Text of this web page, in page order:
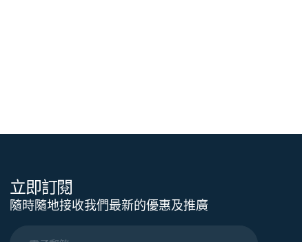
立即訂閱
隨時隨地接收我們最新的優惠及推廣